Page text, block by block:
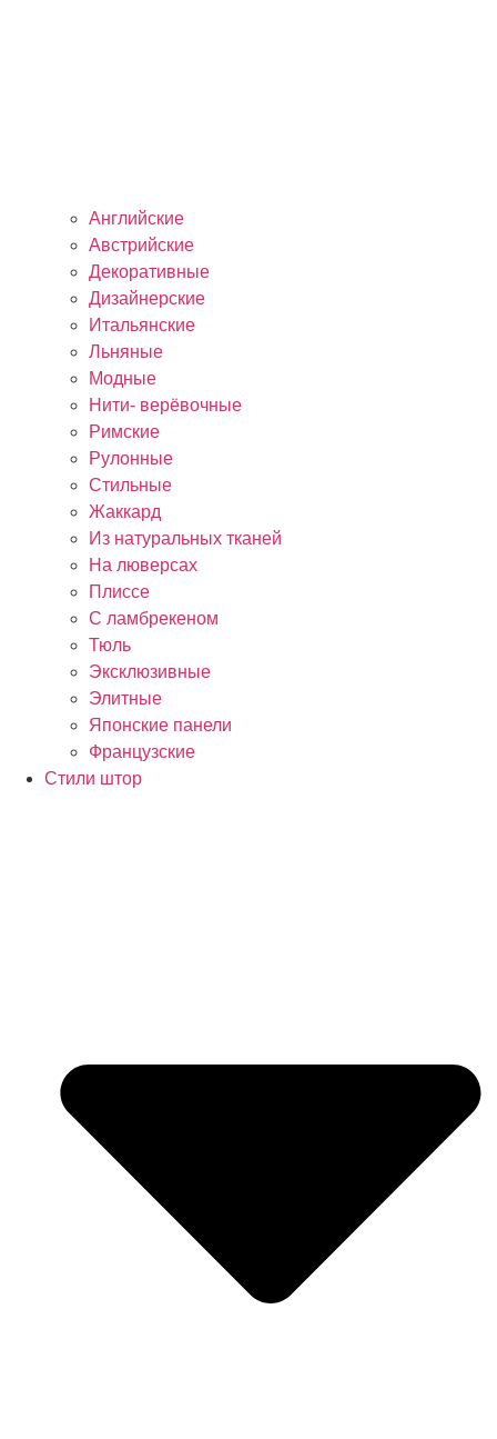
Английские
Австрийские
Декоративные
Дизайнерские
Итальянские
Льняные
Модные
Нити- верёвочные
Римские
Рулонные
Стильные
Жаккард
Из натуральных тканей
На люверсах
Плиссе
С ламбрекеном
Тюль
Эксклюзивные
Элитные
Японские панели
Французские
Стили штор